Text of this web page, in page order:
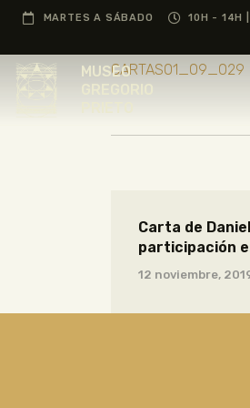
MARTES A SÁBADO 10H - 14H
MUSEOCARTAS01_09_029
Carta de
participación
12 noviembre,